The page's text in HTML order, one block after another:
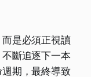
是必須正視讀
斷追逐下一本
期，最終導致